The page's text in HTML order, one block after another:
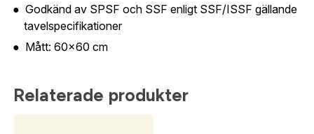
Godkänd av SPSF och SSF enligt SSF/ISSF gällande
tavelspecifikationer
Mått: 60x60 cm
Relaterade produkter
Är du en förening eller ett företag? Kontakta
oss så hjälper vi dig att skapa ett konto.
E-post:* (kommer bli ditt användarnamn)
Verifiera e-post: *